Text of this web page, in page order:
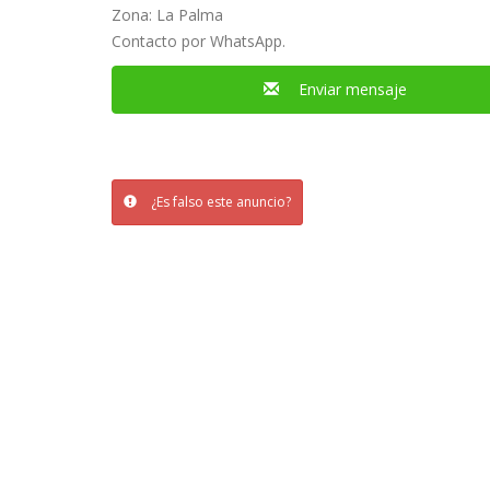
Zona: La Palma
Contacto por WhatsApp.
Enviar mensaje
¿Es falso este anuncio?